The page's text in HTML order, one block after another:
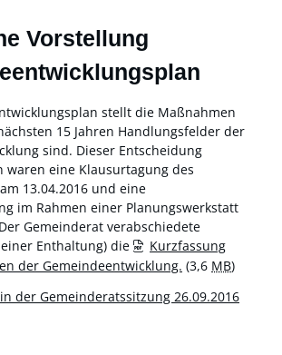
Vorstellung
stellt die Maßnahmen
15 Jahren Handlungsfelder der
sind. Dieser Entscheidung
waren eine Klausurtagung des
13.04.2016 und eine
im Rahmen einer Planungswerkstatt
Gemeinderat verabschiedete
Enthaltung) die
Kurzfassung
der Gemeindeentwicklung. (3,6 MB)
der Gemeinderatssitzung 26.09.2016